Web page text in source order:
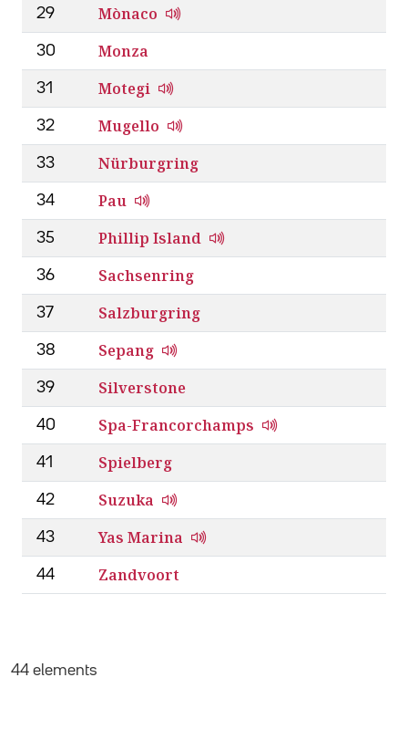
29 Mònaco
30 Monza
31 Motegi
32 Mugello
33 Nürburgring
34 Pau
35 Phillip Island
36 Sachsenring
37 Salzburgring
38 Sepang
39 Silverstone
40 Spa-Francorchamps
41 Spielberg
42 Suzuka
43 Yas Marina
44 Zandvoort
44 elements